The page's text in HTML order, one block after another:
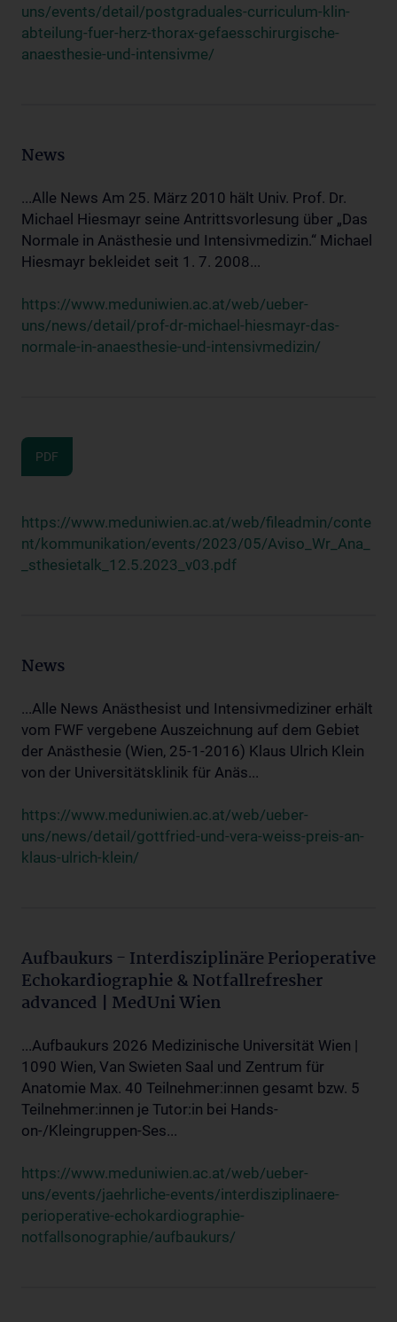
uns/events/detail/postgraduales-curriculum-klin-
abteilung-fuer-herz-thorax-gefaesschirurgische-
anaesthesie-und-intensivme/
News
...Alle News Am 25. März 2010 hält Univ. Prof. Dr.
Michael Hiesmayr seine Antrittsvorlesung über „Das
Normale in Anästhesie und Intensivmedizin.“ Michael
Hiesmayr bekleidet seit 1. 7. 2008...
https://www.meduniwien.ac.at/web/ueber-
uns/news/detail/prof-dr-michael-hiesmayr-das-
normale-in-anaesthesie-und-intensivmedizin/
PDF
https://www.meduniwien.ac.at/web/fileadmin/conte
nt/kommunikation/events/2023/05/Aviso_Wr_Ana_
_sthesietalk_12.5.2023_v03.pdf
News
...Alle News Anästhesist und Intensivmediziner erhält
vom FWF vergebene Auszeichnung auf dem Gebiet
der Anästhesie (Wien, 25-1-2016) Klaus Ulrich Klein
von der Universitätsklinik für Anäs...
https://www.meduniwien.ac.at/web/ueber-
uns/news/detail/gottfried-und-vera-weiss-preis-an-
klaus-ulrich-klein/
Aufbaukurs - Interdisziplinäre Perioperative
Echokardiographie & Notfallrefresher
advanced | MedUni Wien
...Aufbaukurs 2026 Medizinische Universität Wien |
1090 Wien, Van Swieten Saal und Zentrum für
Anatomie Max. 40 Teilnehmer:innen gesamt bzw. 5
Teilnehmer:innen je Tutor:in bei Hands-
on-/Kleingruppen-Ses...
https://www.meduniwien.ac.at/web/ueber-
uns/events/jaehrliche-events/interdisziplinaere-
perioperative-echokardiographie-
notfallsonographie/aufbaukurs/